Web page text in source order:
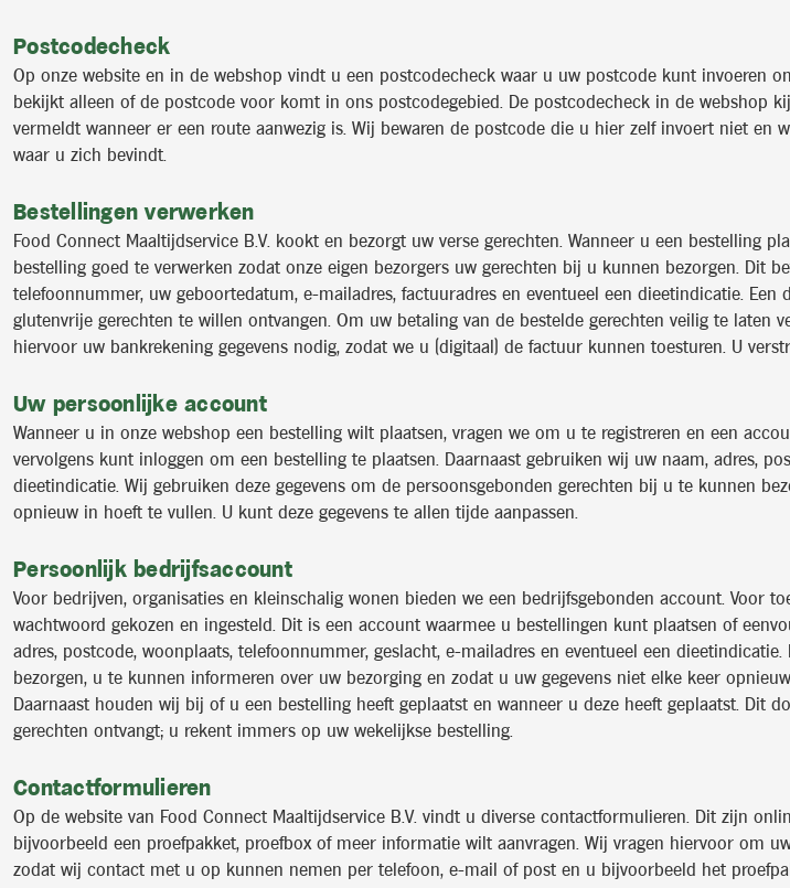
Postcodecheck
Op onze website en in de webshop vindt u een postcodecheck waar u uw postcode kunt invoeren
bekijkt alleen of de postcode voor komt in ons postcodegebied. De postcodecheck in de webshop
vermeldt wanneer er een route aanwezig is. Wij bewaren de postcode die u hier zelf invoert niet
waar u zich bevindt.
Bestellingen verwerken
Food Connect Maaltijdservice B.V. kookt en bezorgt uw verse gerechten. Wanneer u een bestelling
bestelling goed te verwerken zodat onze eigen bezorgers uw gerechten bij u kunnen bezorgen. Dit
telefoonnummer, uw geboortedatum, e-mailadres, factuuradres en eventueel een dieetindicatie.
glutenvrije gerechten te willen ontvangen. Om uw betaling van de bestelde gerechten veilig te
hiervoor uw bankrekening gegevens nodig, zodat we u (digitaal) de factuur kunnen toesturen. U
Uw persoonlijke account
Wanneer u in onze webshop een bestelling wilt plaatsen, vragen we om u te registreren en een
vervolgens kunt inloggen om een bestelling te plaatsen. Daarnaast gebruiken wij uw naam, adres,
dieetindicatie. Wij gebruiken deze gegevens om de persoonsgebonden gerechten bij u te kunnen
opnieuw in hoeft te vullen. U kunt deze gegevens te allen tijde aanpassen.
Persoonlijk bedrijfsaccount
Voor bedrijven, organisaties en kleinschalig wonen bieden we een bedrijfsgebonden account. Voor
wachtwoord gekozen en ingesteld. Dit is een account waarmee u bestellingen kunt plaatsen of
adres, postcode, woonplaats, telefoonnummer, geslacht, e-mailadres en eventueel een
bezorgen, u te kunnen informeren over uw bezorging en zodat u uw gegevens niet elke keer
Daarnaast houden wij bij of u een bestelling heeft geplaatst en wanneer u deze heeft geplaatst. Dit
gerechten ontvangt; u rekent immers op uw wekelijkse bestelling.
Contactformulieren
Op de website van Food Connect Maaltijdservice B.V. vindt u diverse contactformulieren. Dit zijn
bijvoorbeeld een proefpakket, proefbox of meer informatie wilt aanvragen. Wij vragen hiervoor om
zodat wij contact met u op kunnen nemen per telefoon, e-mail of post en u bijvoorbeeld het